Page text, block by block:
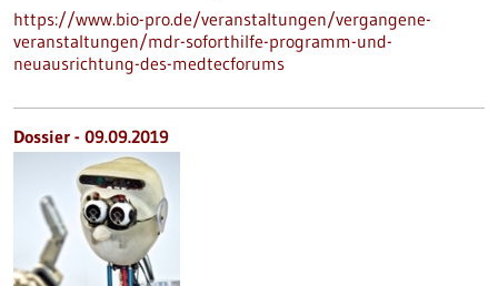
https://www.bio-pro.de/veranstaltungen/vergangene-
veranstaltungen/mdr-soforthilfe-programm-und-
neuausrichtung-des-medtecforums
Dossier - 09.09.2019